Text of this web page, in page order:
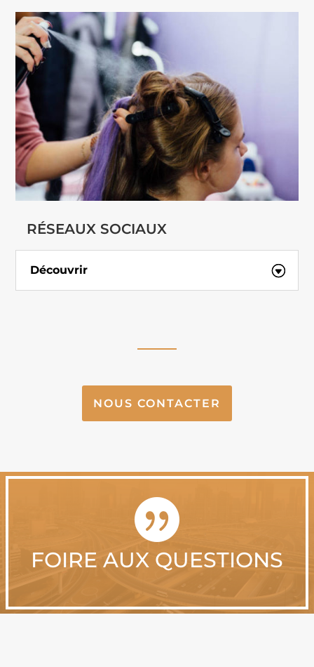
RÉSEAUX SOCIAUX
Découvrir
NOUS CONTACTER

FOIRE AUX QUESTIONS